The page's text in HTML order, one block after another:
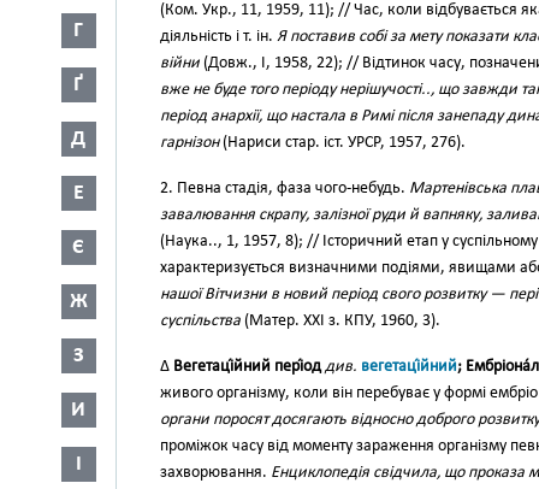
Г
Ґ
Д
Е
Є
Ж
З
И
І
(Ком. Укр., 11, 1959, 11); // Час, коли відбувається
діяльність і т. ін. Я поставив собі за мету показати
війни (Довж., І, 1958, 22); // Відтинок часу,
вже не буде того періоду нерішучості.., що завжди
період анархії, що настала в Римі після занепаду
гарнізон(Нариси стар. іст. УРСР, 1957, 276).
2. Певна стадія, фаза чого-небудь. Мартенівська
завалювання скрапу, залізної руди й вапняку,
(Наука.., 1, 1957, 8); // Історичний етап у
характеризується визначними подіями, явищами
нашої Вітчизни в новий період свого розвитку —
суспільства (Матер. XXI з. КПУ, 1960, 3).
∆ Вегетаці́йний пері́од див. вегетаці́йний;
живого організму, коли він перебуває у формі
органи поросят досягають відносно доброго розвитку
проміжок часу від моменту зараження організму
захворювання. Енциклопедія свідчила, що проказа